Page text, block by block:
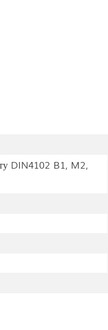
DIN4102 B1, M2,